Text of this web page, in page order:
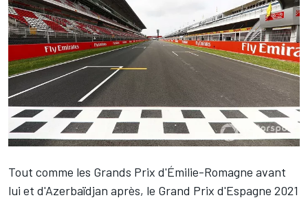
Tout comme les Grands Prix d'Émilie-Romagne avant
lui et d'Azerbaïdjan après, le Grand Prix d'Espagne 2021